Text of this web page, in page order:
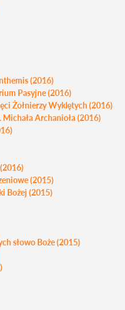
(2016)
Pasyjne (2016)
Żołnierzy Wyklętych (2016)
Archanioła (2016)
(2015)
Bożej (2015)
słowo Boże (2015)